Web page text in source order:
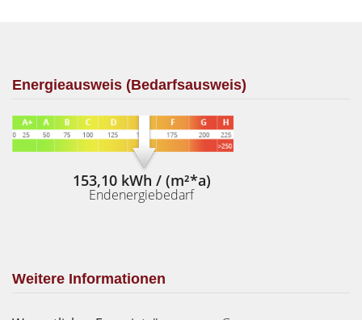
Energieausweis (Bedarfsausweis)
153,10 kWh / (m²*a)
Endenergiebedarf
Weitere Informationen